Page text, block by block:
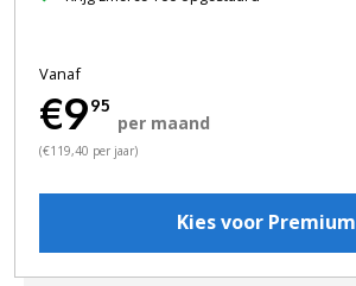
Vanaf
€995
per maand
(€119,40 per jaar)
Kies voor Premium